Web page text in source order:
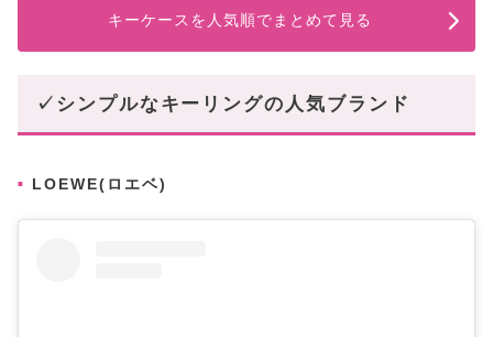
キーケースを人気順でまとめて見る
✓シンプルなキーリングの人気ブランド
LOEWE(ロエベ)